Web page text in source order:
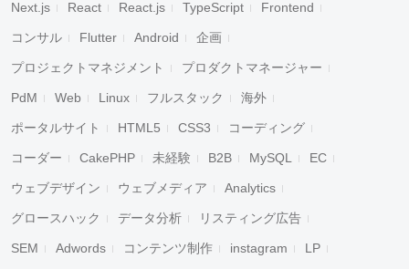
Next.js React React.js TypeScript Frontend
コンサル Flutter Android 企画
プロジェクトマネジメント プロダクトマネージャー
PdM Web Linux フルスタック 海外
ポータルサイト HTML5 CSS3 コーディング
コーダー CakePHP 未経験 B2B MySQL EC
ウェブデザイン ウェブメディア Analytics
グロースハック データ分析 リスティング広告
SEM Adwords コンテンツ制作 instagram LP